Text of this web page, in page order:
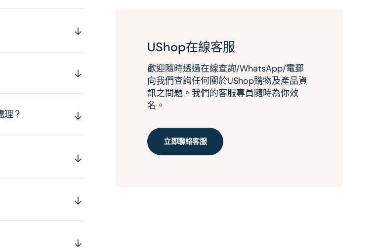
理？
UShop在線客服
歡迎隨時透過在線查詢/WhatsApp/電郵
向我們查詢任何關於UShop購物及產品資
訊之問題。我們的客服專員隨時為你效
名。
立即聯絡客服